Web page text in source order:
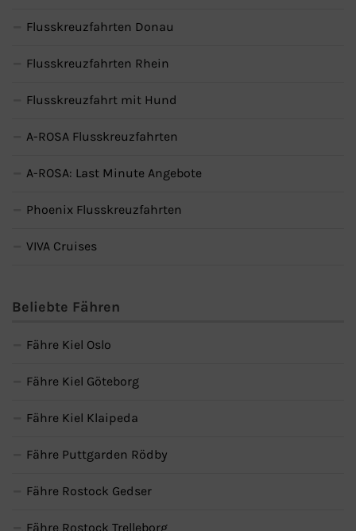
Flusskreuzfahrten Donau
Flusskreuzfahrten Rhein
Flusskreuzfahrt mit Hund
A-ROSA Flusskreuzfahrten
A-ROSA: Last Minute Angebote
Phoenix Flusskreuzfahrten
VIVA Cruises
Beliebte Fähren
Fähre Kiel Oslo
Fähre Kiel Göteborg
Fähre Kiel Klaipeda
Fähre Puttgarden Rödby
Fähre Rostock Gedser
Fähre Rostock Trelleborg